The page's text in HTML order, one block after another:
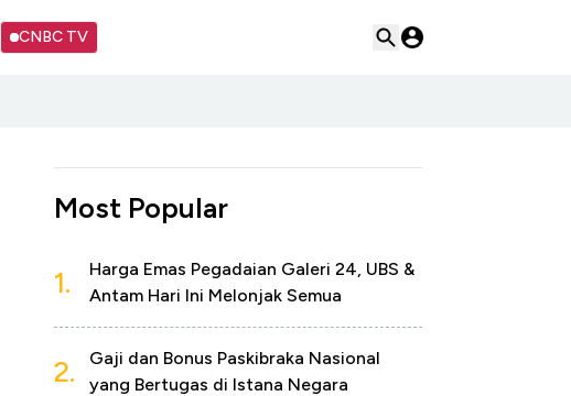
CNBC TV
Most Popular
1.
Harga Emas Pegadaian Galeri 24, UBS &
Antam Hari Ini Melonjak Semua
2.
Gaji dan Bonus Paskibraka Nasional
yang Bertugas di Istana Negara